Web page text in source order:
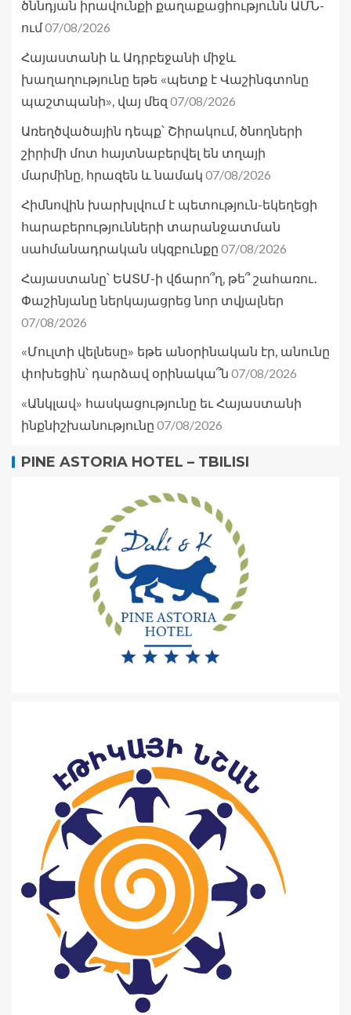
ծննդյան իրավունքի քաղաքացիությունն ԱՄՆ-
ում07/08/2026
Հայաստանի և Ադրբեջանի միջև
խաղաղությունը եթե «պետք է Վաշինգտոնը
պաշտպանի», վայ մեզ 07/08/2026
Առեղծվածային դեպք՝ Շիրակում, ծնողների
շիրիմի մոտ հայտնաբերվել են տղայի
մարմինը, հրազեն և նամակ 07/08/2026
Հիմնովին խարխլվում է պետություն-եկեղեցի
հարաբերությունների տարանջատման
սահմանադրական սկզբունքը 07/08/2026
Հայաստանը՝ ԵԱՏՄ-ի վճարո՞ղ, թե՞ շահառու․
Փաշինյանը ներկայացրեց նոր տվյալներ
07/08/2026
«Մուլտի վելնեսը» եթե անօրինական էր, անունը
փոխեցին՝ դարձավ օրինակա՞ն 07/08/2026
«Անկլավ» հասկացությունը եւ Հայաստանի
ինքնիշխանությունը 07/08/2026
PINE ASTORIA HOTEL – TBILISI